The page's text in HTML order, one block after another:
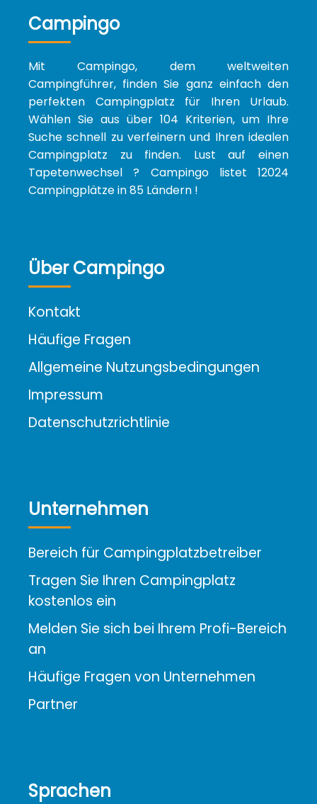
Campingo
Mit Campingo, dem weltweiten
Campingführer, finden Sie ganz einfach den
perfekten Campingplatz für Ihren Urlaub.
Wählen Sie aus über 104 Kriterien, um Ihre
Suche schnell zu verfeinern und Ihren idealen
Campingplatz zu finden. Lust auf einen
Tapetenwechsel ? Campingo listet 12024
Campingplätze in 85 Ländern !
Über Campingo
Kontakt
Häufige Fragen
Allgemeine Nutzungsbedingungen
Impressum
Datenschutzrichtlinie
Unternehmen
Bereich für Campingplatzbetreiber
Tragen Sie Ihren Campingplatz
kostenlos ein
Melden Sie sich bei Ihrem Profi-Bereich
an
Häufige Fragen von Unternehmen
Partner
Sprachen